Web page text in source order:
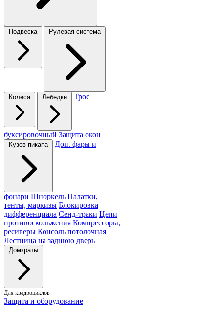
Подвеска Рулевая система
Колеса Лебедки Трос
буксировочный Защита окон
Кузов пикапа Доп. фары и
фонари Шноркель Палатки,
тенты, маркизы Блокировка
дифференциала Сенд-траки Цепи
противоскольжения Компрессоры,
ресиверы Консоль потолочная
Лестница на заднюю дверь
Домкраты
Для квадроциклов
Защита и оборудование